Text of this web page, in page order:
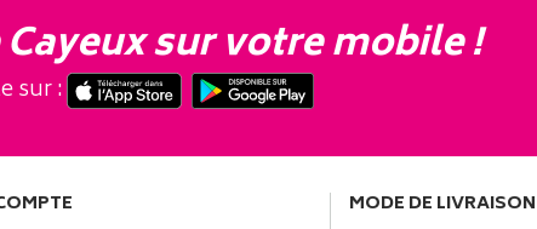
sur votre mobile !
sur :
MODE DE LIVRAISON